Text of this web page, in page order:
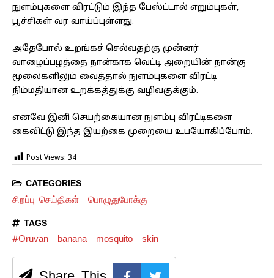
நுளம்புகளை விரட்டும் இந்த பேஸ்ட்டால் எறும்புகள்,
பூச்சிகள் வர வாய்ப்புள்ளது.
அதேபோல் உறங்கச் செல்வதற்கு முன்னர்
வாழைப்பழத்தை நான்காக வெட்டி அறையின் நான்கு
மூலைகளிலும் வைத்தால் நுளம்புகளை விரட்டி
நிம்மதியான உறக்கத்துக்கு வழிவகுக்கும்.
எனவே இனி செயற்கையான நுளம்பு விரட்டிகளை
கைவிட்டு இந்த இயற்கை முறையை உபயோகிப்போம்.
Post Views: 34
CATEGORIES
சிறப்பு செய்திகள் பொழுதுபோக்கு
TAGS
#Oruvan banana mosquito skin